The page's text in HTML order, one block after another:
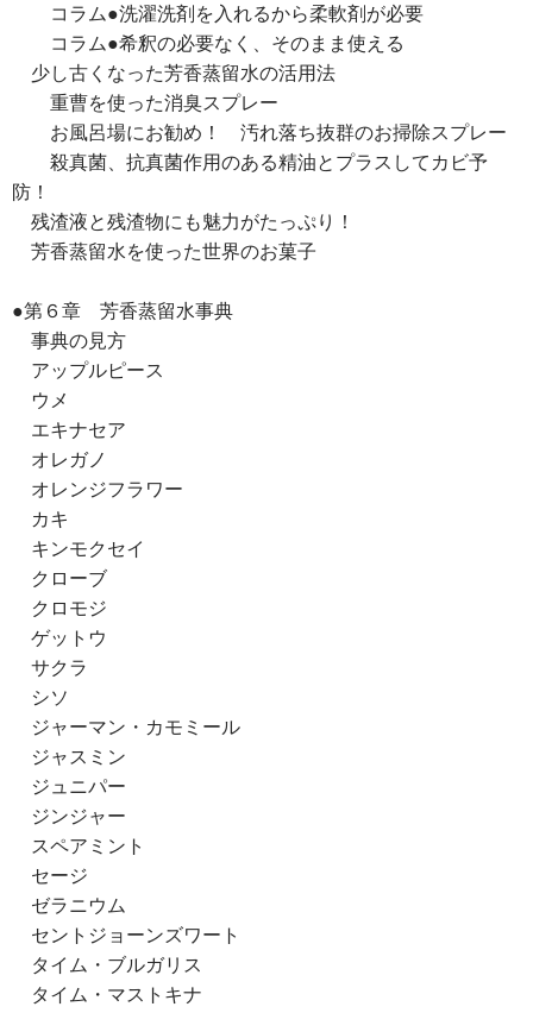
コラム●洗濯洗剤を入れるから柔軟剤が必要
コラム●希釈の必要なく、そのまま使える
少し古くなった芳香蒸留水の活用法
重曹を使った消臭スプレー
お風呂場にお勧め！ 汚れ落ち抜群のお掃除スプレー
殺真菌、抗真菌作用のある精油とプラスしてカビ予
防！
残渣液と残渣物にも魅力がたっぷり！
芳香蒸留水を使った世界のお菓子
●第６章 芳香蒸留水事典
事典の見方
アップルピース
ウメ
エキナセア
オレガノ
オレンジフラワー
カキ
キンモクセイ
クローブ
クロモジ
ゲットウ
サクラ
シソ
ジャーマン・カモミール
ジャスミン
ジュニパー
ジンジャー
スペアミント
セージ
ゼラニウム
セントジョーンズワート
タイム・ブルガリス
タイム・マストキナ